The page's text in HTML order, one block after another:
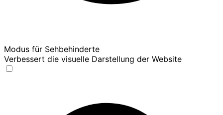
Modus für Sehbehinderte
Verbessert die visuelle Darstellung der Website